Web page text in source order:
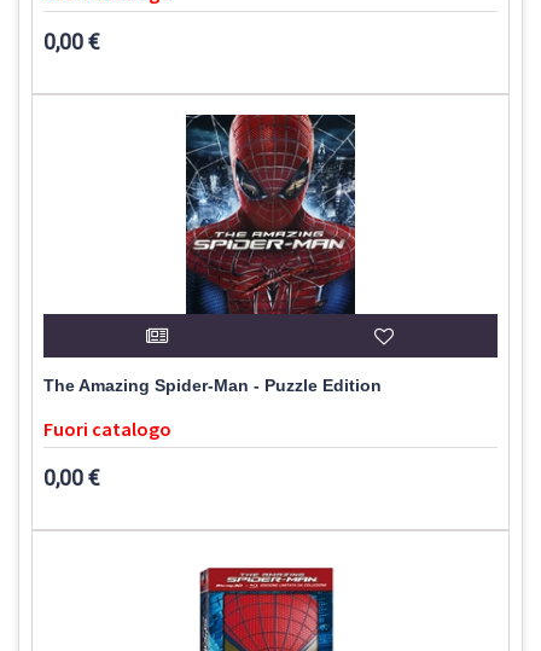
0,00 €
The Amazing Spider-Man - Puzzle Edition
Fuori catalogo
0,00 €